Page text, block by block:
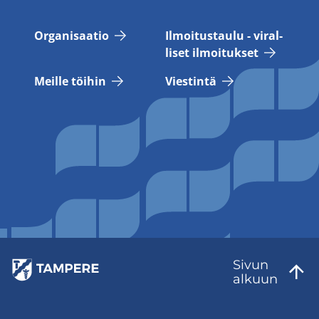
Or­ga­ni­saa­tio
Il­moi­tus­tau­lu - vi­ral­
li­set il­moi­tuk­set
Meil­le töi­hin
Vies­tin­tä
Sivun
al­kuun